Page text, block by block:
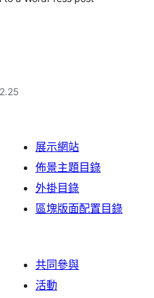
展示網站
佈景主題目錄
外掛目錄
區塊版面配置目錄
共同參與
活動